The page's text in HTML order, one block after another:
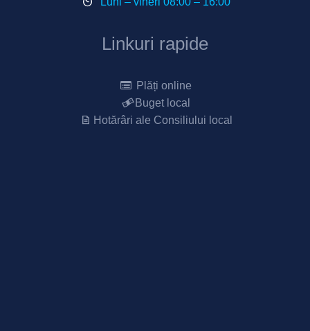
Linkuri rapide
Plăți online
Buget local
Hotărâri ale Consiliului local